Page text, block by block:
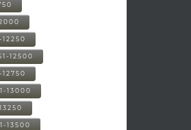
12250
12500
12750
13000
13500